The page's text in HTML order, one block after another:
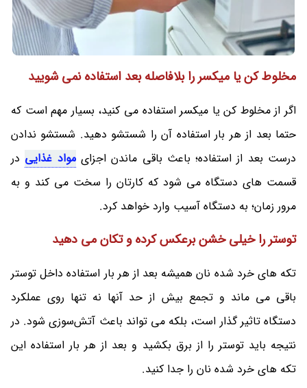
مخلوط کن یا میکسر را بلافاصله بعد استفاده نمی شویید
اگر از مخلوط کن یا میکسر استفاده می کنید، بسیار مهم است که
حتما بعد از هر بار استفاده آن را شستشو دهید. شستشو ندادن
درست بعد از استفاده؛ باعث باقی ماندن اجزایمواد غذایی در
قسمت های دستگاه می‌ شود که کارتان را سخت می‌ کند و به
مرور زمان؛ به دستگاه آسیب وارد خواهد کرد.
توستر را خیلی خشن برعکس کرده و تکان می دهید
تکه های خرد شده نان همیشه بعد از هر بار استفاده داخل توستر
باقی می‌ ماند و تجمع بیش از حد آنها نه تنها روی عملکرد
دستگاه تاثیر گذار است، بلکه می تواند باعث آتش‌سوزی شود. در
نتیجه باید توستر را از برق بکشید و بعد از هر بار استفاده این
تکه های خرد شده نان را جدا کنید.